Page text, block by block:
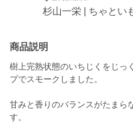
杉山一栄 | ちゃとい
商品説明
樹上完熟状態のいちじくをじっ
プでスモークしました。
甘みと香りのバランスがたまら
す。